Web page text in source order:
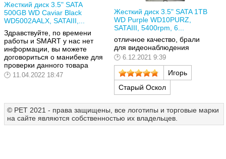
Жесткий диск 3.5" SATA
500GB WD Caviar Black
WD5002AALX, SATAIII,...
Здравствуйте, по времени
работы и SMART у нас нет
информации, вы можете
договориться о манибеке для
проверки данного товара
11.04.2022 18:47
Жесткий диск 3.5" SATA 1TB
WD Purple WD10PURZ,
SATAIII, 5400rpm, 6...
отличное качество, брали
для видеонаблюдения
6.12.2021 9:39
Игорь
Старый Оскол
© РЕТ 2021 - права защищены, все логотипы и торговые марки
на сайте являются собственностью их владельцев.